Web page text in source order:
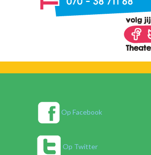
Op Facebook
Op Twitter